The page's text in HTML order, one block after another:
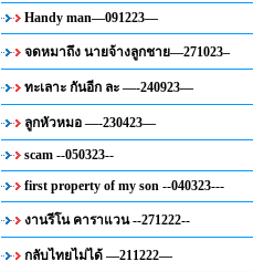
Handy man—091223—
จดหมาถึง นายจ้างลูกชาย—271023–
ทะเลาะ กันอีก ละ —-240923—
ลูกหัวหมอ —-230423—
scam --050323--
first property of my son --040323---
งานรีโน คาราแวน --271222--
กลับไทยไม่ได้ —211222—